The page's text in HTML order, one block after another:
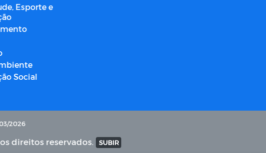
Esporte e
Social
2026
direitos reservados. SUBIR